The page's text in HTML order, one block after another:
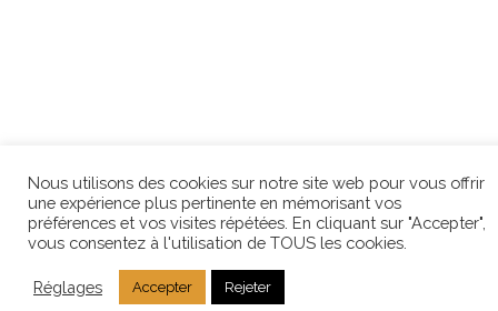
Nous utilisons des cookies sur notre site web pour vous offrir
une expérience plus pertinente en mémorisant vos
préférences et vos visites répétées. En cliquant sur "Accepter",
vous consentez à l'utilisation de TOUS les cookies.
Réglages Accepter Rejeter